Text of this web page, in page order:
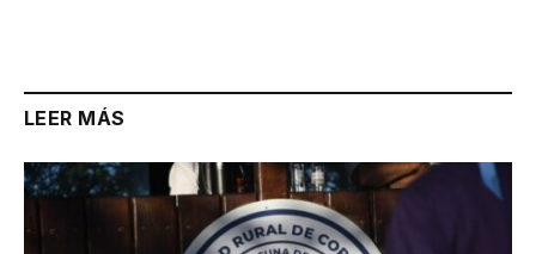
LEER MÁS